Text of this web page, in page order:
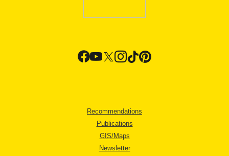
Recommendations
Publications
GIS/Maps
Newsletter